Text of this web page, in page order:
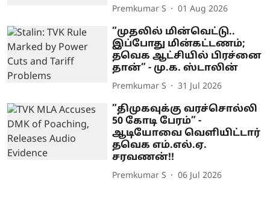
Premkumar S 01 Aug 2026
”முதலில் மின்வெட்டு..
இப்போது மின்கட்டணம்;
தவெக ஆட்சியில் பிரச்னை
தான்” - மு.க. ஸ்டாலின்
Premkumar S 31 Jul 2026
”திமுகவுக்கு வரச்சொல்லி
50 கோடி பேரம்” -
ஆடியோவை வெளியிட்டார்
தவெக எம்.எல்.ஏ.
சரவணன்!!
Premkumar S 06 Jul 2026